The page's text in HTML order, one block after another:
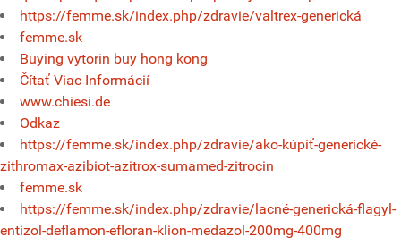
https://femme.sk/index.php/zdravie/valtrex-generická
femme.sk
Buying vytorin buy hong kong
Čítať Viac Informácií
www.chiesi.de
Odkaz
https://femme.sk/index.php/zdravie/ako-kúpiť-generické-
zithromax-azibiot-azitrox-sumamed-zitrocin
femme.sk
https://femme.sk/index.php/zdravie/lacné-generická-flagyl-
entizol-deflamon-efloran-klion-medazol-200mg-400mg